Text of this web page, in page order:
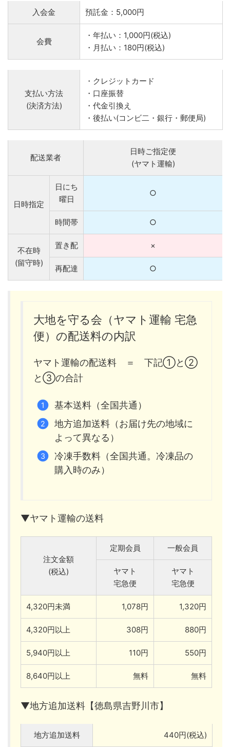
入会金 預託金：5,000円
会費
・年払い：1,000円(税込)
・月払い：180円(税込)
支払い方法
(決済方法)
・クレジットカード
・口座振替
・代金引換え
・後払い(コンビ二・銀行・郵便局)
配送業者
日時ご指定便
(ヤマト運輸)
日時指定
日にち
曜日
○
時間帯 ○
不在時
(留守時)
置き配 ×
再配達 ○
大地を守る会（ヤマト運輸 宅急
便）の配送料の内訳
ヤマト運輸の配送料 ＝ 下記①と②
と③の合計
基本送料（全国共通）
地方追加送料（お届け先の地域に
よって異なる）
冷凍手数料（全国共通。冷凍品の
購入時のみ）
▼ヤマト運輸の送料
注文金額
(税込)
定期会員 一般会員
ヤマト
宅急便
ヤマト
宅急便
4,320円未満 1,078円 1,320円
4,320円以上 308円 880円
5,940円以上 110円 550円
8,640円以上 無料 無料
▼地方追加送料【徳島県吉野川市】
地方追加送料 440円(税込)